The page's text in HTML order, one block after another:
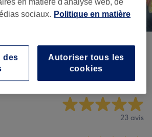
23 avis
sociaux. Politique en matière
Autoriser tous les
cookies
des